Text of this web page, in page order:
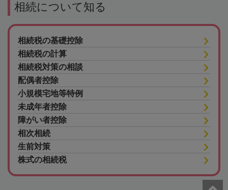
相続について知る
相続税の基礎控除
相続税の計算
相続税対策の相談
配偶者控除
小規模宅地等特例
未成年者控除
障がい者控除
相次相続
生前対策
株式の相続税